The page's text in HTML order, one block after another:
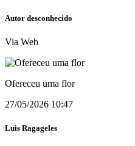
Autor desconhecido
Via Web
Ofereceu uma flor
27/05/2026 10:47
Luis Ragageles